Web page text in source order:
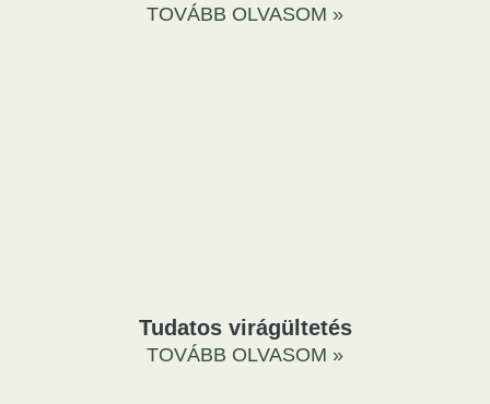
TOVÁBB OLVASOM »
Tudatos virágültetés
TOVÁBB OLVASOM »